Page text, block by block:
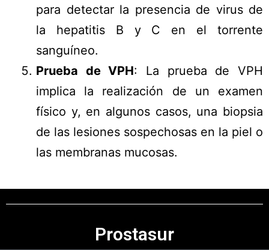
para detectar la presencia de virus de
la hepatitis B y C en el torrente
sanguíneo.
Prueba de VPH: La prueba de VPH
implica la realización de un examen
físico y, en algunos casos, una biopsia
de las lesiones sospechosas en la piel o
las membranas mucosas.
Prostasur